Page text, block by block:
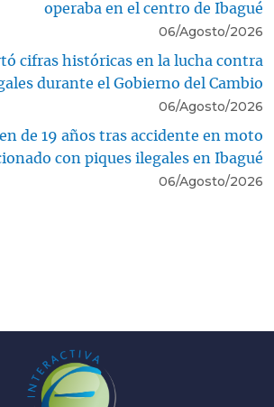
operaba en el centro de Ibagué
06/Agosto/2026
cifras históricas en la lucha contra
durante el Gobierno del Cambio
06/Agosto/2026
de 19 años tras accidente en moto
con piques ilegales en Ibagué
06/Agosto/2026